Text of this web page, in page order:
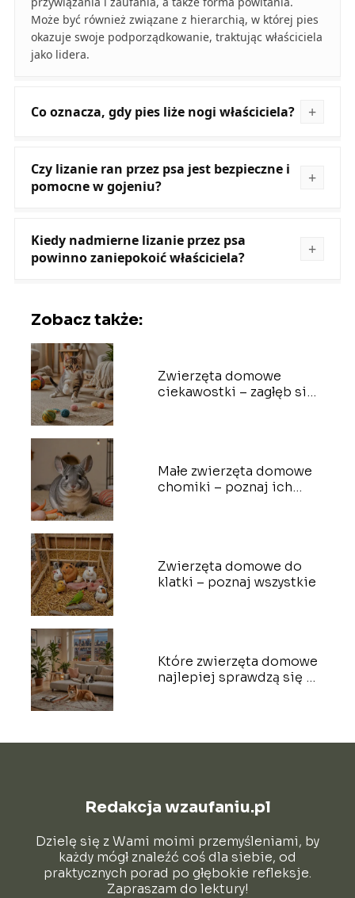
Może być również związane z hierarchią, w której pies
okazuje swoje podporządkowanie, traktując właściciela
jako lidera.
Co oznacza, gdy pies liże nogi właściciela?
Czy lizanie ran przez psa jest bezpieczne i
pomocne w gojeniu?
Kiedy nadmierne lizanie przez psa
powinno zaniepokoić właściciela?
Zobacz także:
Zwierzęta domowe
ciekawostki – zagłęb się
Małe zwierzęta domowe
chomiki – poznaj ich
Zwierzęta domowe do
klatki – poznaj wszystkie
Które zwierzęta domowe
najlepiej sprawdzą się w
Redakcja wzaufaniu.pl
Dzielę się z Wami moimi przemyśleniami, by
każdy mógł znaleźć coś dla siebie, od
praktycznych porad po głębokie refleksje.
Zapraszam do lektury!